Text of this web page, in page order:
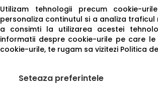
Utilizam tehnologii precum cookie-
personaliza continutul si a analiza traficul
a consimti la utilizarea acestei
informatii despre cookie-urile pe care
cookie-urile, te rugam sa vizitezi Politica
Seteaza preferintele